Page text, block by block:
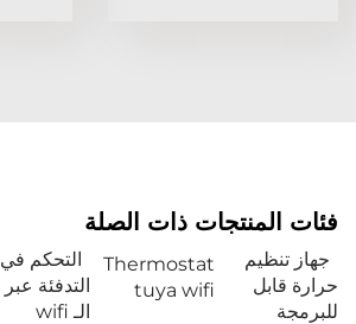
فئات المنتجات ذات الصلة
جهاز تنظيم
حرارة قابل
للبرمجة
Thermostat
tuya wifi
التحكم في
التدفئة عبر
الـ wifi